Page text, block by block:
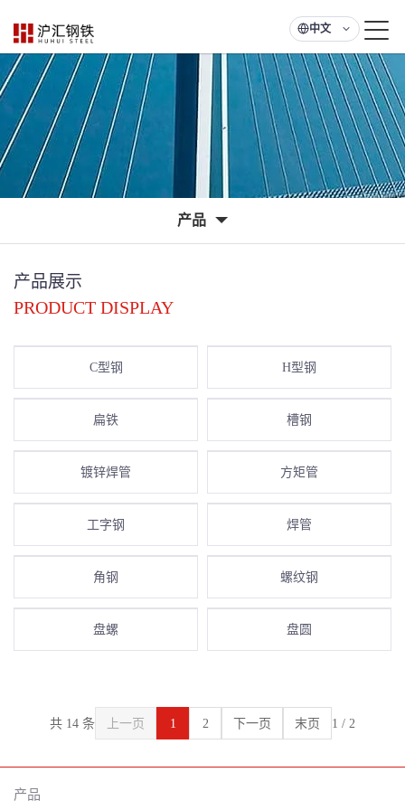
中文
产品
产品展示
PRODUCT DISPLAY
C型钢 H型钢
扁铁 槽钢
镀锌焊管 方矩管
工字钢 焊管
角钢 螺纹钢
盘螺 盘圆
共 14 条 上一页 1 2 下一页 末页 1 / 2
产品